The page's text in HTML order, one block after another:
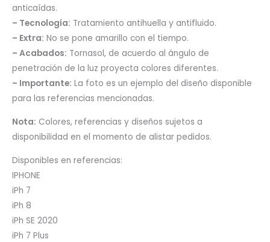
anticaídas.
– Tecnología: Tratamiento antihuella y antifluido.
– Extra: No se pone amarillo con el tiempo.
– Acabados: Tornasol, de acuerdo al ángulo de
penetración de la luz proyecta colores diferentes.
– Importante: La foto es un ejemplo del diseño disponible
para las referencias mencionadas.
Nota: Colores, referencias y diseños sujetos a
disponibilidad en el momento de alistar pedidos.
Disponibles en referencias:
IPHONE
iPh 7
iPh 8
iPh SE 2020
iPh 7 Plus